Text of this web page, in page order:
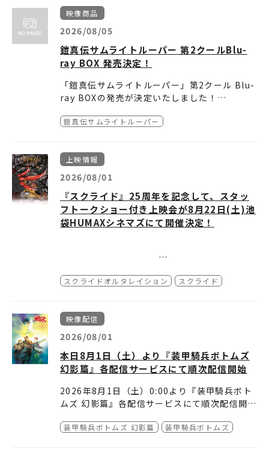
付締切は2026年9⽉1⽇（⽕）23時59分まで、
お届けは 2026 年11⽉下旬ごろを予定していま
す。
「MESSAGE」）より、キャラクターにフォー
カスをあてた設定線
画180点以上を収録しています。また、⾦⼭明
博の既存イラストを使⽤した下敷きが付属しま
す。
さらに店舗特典として、『鎧伝サムライトルー
パー』の熱烈なファンとして、多くのオフィシ
ャルなイラ
⽣と橘皆無先⽣の既存イラストを使⽤した下敷
ストを使⽤した下敷きが、サンライズストア
(プレミアムバ
ンダイ内)では橘皆無先⽣の既存イラストを使
⽤した下敷きが付属します。（店舗特典の詳細
は、各店舗の受
注サイトをご確認ください。）
受注期間
価格
︓2026年８⽉５⽇（⽔）12時（正午）〜2026
年９⽉１⽇（⽕）23時59分
︓4,950円（税込）／4,500円（税抜）
発売⽇ ︓2026年11⽉下旬
仕様
︓モノクロ冊⼦／A4サイズ／横型／180ページ
発売・販売元 ︓バンダイナムコフィルムワーク
●A-on STORE（
m/item-1000242142/
※店舗特典 みずき健 既存イラスト使⽤ 下敷き
●サンライズストア(プレミアムバンダイ内)（
https://p-bandai.jp/item/item-10002549
35/）
eshop.jp/pn/pd/3553187/）
●あみあみ（https://x.gd/z210Y）
p/collections/samurai-trooper
●メロンブックス（
ks.co.jp/detail/detail.php?product_id=37
57442）
●カドスト（キャラアニ.com）（https://sto
re.kadokawa.co.jp/shop/g/gca493456907
7707/）
●ゲーマーズ各店・ゲーマーズオンラインショ
0918469/ ）
※店舗特典 橘皆無 既存イラスト使⽤ 下敷き
※本商品は準備数に限りがございます。
準備数に達した場合、ご注⽂の受付を終了させ
ていただくことがございます。
■関連サイト・SNS
◎『鎧伝サムライトルーパー』公式サイト︓
tps://www.samurai-trooper.net/yoroide
n/
https://www.samurai-trooper.net/
◎バンダイナムコフィルムワークス作品情報サ
イト「V-STORAGE」︓
p/
映像商品
2026/08/05
鎧真伝サムライトルーパー 第2クールBlu-
ray BOX 発売決定！
「鎧真伝サムライトルーパー」第2クール Blu-
ray BOXの発売が決定いたしました！
ン：室田雄平 描き下ろしイラストスリーブケー
なります！
鎧真伝サムライトルーパーBlu-ray B
OX 第3巻
価 格：19,800円(税込)
本編映像(第13～第18話)
特典映像① ※後日解禁
【初回仕様】
・メインキャラクターデザイン：室田雄平 描き
下ろしイラストスリーブケース
・スペシャルイラストデジパック（高河ゆん 描
きおろし）
【初回特典(封入)】
・特製ブックレット
・クリアカード(高河ゆん 描き下ろしイラスト
使用)
鎧真伝サムライトルーパーBlu-ray B
価 格：19,800円(税込)
本編映像(第19～第24話)
特典映像② ※後日解禁
【初回仕様】
・メインキャラクターデザイン：室田雄平 描き
・スペシャルイラストデジパック（ことぶきつ
かさ 描きおろし）
・特製ブックレット
・クリアカード(ことぶきつかさ 描きおろし 描
き下ろしイラスト使用)
＜店舗別特典＞
各巻購入特典：ロングフォトセット
第3～4巻連動特典：描き下ろしB2タペストリ
ー(石田紫音)
第4巻有償特典：描き下ろしアクリルスタンド
(石田紫音)
定価＋1,200円(＋税)
※アクリルスタンドのイラストはタペストリー
と同一になります
Amazon.co.jp
各巻購入特典：L版ビジュアルシート（5枚セッ
ト）
楽天ブックス
3～4巻連動特典：A4クリアポスター2枚セット
＆缶バッジ2個セット（57mm）(上杉魁人＆石
田紫音)
アニメタイムズSTORE
第3巻・第4巻連動特典：ミニ色紙(凱)
鎧真伝サムライトルーパー
上映情報
2026/08/01
『スクライド』25周年を記念して、スタッ
フトークショー付き上映会が8月22日(土)池
袋HUMAXシネマズにて開催決定！
スタッフトークショー付き上映会が8月22日
さん（監督）、黒田洋介さん（脚本）によるス
ペシャルトークショーも実施いたします！
『スクライド』25周年記念上映会
■日時：2026年8月22日(土)
16：00の回（上映後トークショー）
-cinema.co.jp/ikebukuro/）
■登壇者（敬称略） ：谷口悟朗（監督）
黒田洋介（脚本）
MC：兵頭一歩（本作設
定制作）
※登壇者は予告なく変更
■上映作品：TVアニメ『スクライド』から2話
セレクト
スクライドオルタレイション スクライド
映像配信
2026/08/01
本日8月1日（土）より『装甲騎兵ボトムズ
幻影篇』各配信サービスにて順次配信開始
2026年8月1日（土）0:00より『装甲騎兵ボト
ムズ 幻影篇』各配信サービスにて順次配信開
詳細は下記配信サービスよりご確認ください！
装甲騎兵ボトムズ 幻影篇 装甲騎兵ボトムズ